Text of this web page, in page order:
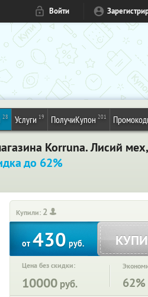
Войти
28 Услуги 19 ПолучиКупон 201
Korruna. Лисий мех,
до 62%
Купили: 2
от430руб.
Цена без скидки:
10000 руб. 62%